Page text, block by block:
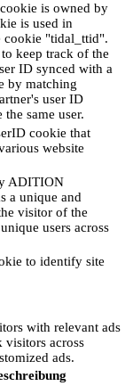
is owned by
is used in
cookie "tidal_ttid".
keep track of the
ID synced with a
by matching
user ID
same user.
cookie that
website
ADITION
a unique and
visitor of the
users across
to identify site
with relevant ads
visitors across
ads.